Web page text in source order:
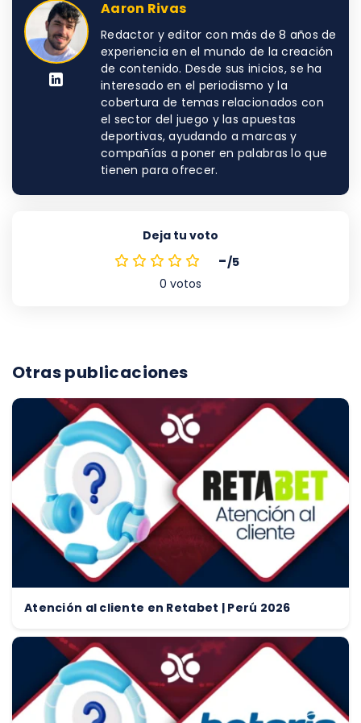
Aaron Rivas
Redactor y editor con más de 8 años de
experiencia en el mundo de la creación
de contenido. Desde sus inicios, se ha
interesado en el periodismo y la
cobertura de temas relacionados con
el sector del juego y las apuestas
deportivas, ayudando a marcas y
compañías a poner en palabras lo que
tienen para ofrecer.
Deja tu voto
-/5
0 votos
Otras publicaciones
Atención al cliente en Retabet | Perú 2026